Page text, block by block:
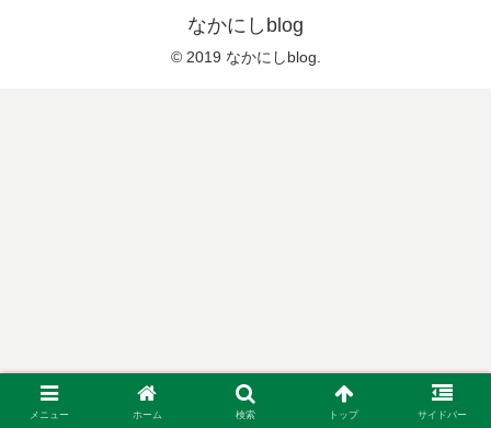
なかにしblog
© 2019 なかにしblog.
メニュー ホーム 検索 トップ サイドバー